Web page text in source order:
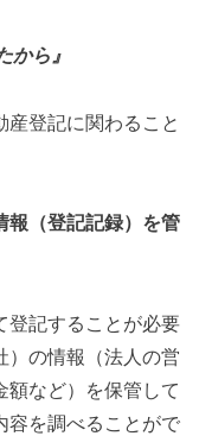
から』
産登記に関わること
報（登記記録）を管
登記することが必要
）の情報（法人の営
額など）を保管して
容を調べることがで